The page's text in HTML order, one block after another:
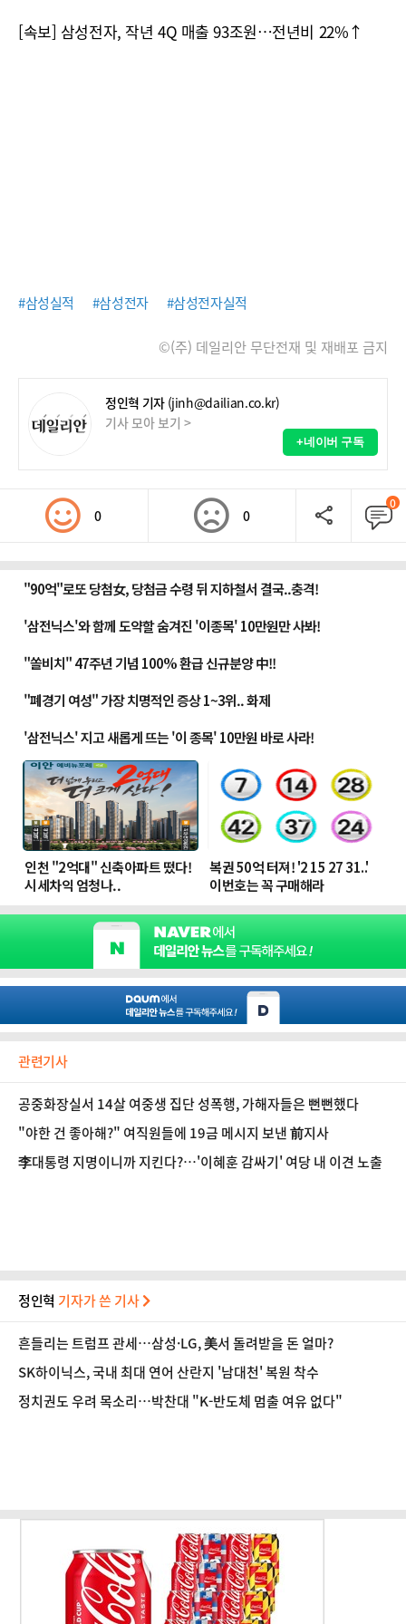
[속보] 삼성전자, 작년 4Q 매출 93조원…전년비 22%↑
#삼성실적 #삼성전자 #삼성전자실적
©(주) 데일리안 무단전재 및 재배포 금지
정인혁 기자 (jinh@dailian.co.kr)
기사 모아 보기 >
+네이버 구독
0 0
0
관련기사
공중화장실서 14살 여중생 집단 성폭행, 가해자들은 뻔뻔했다
"야한 건 좋아해?" 여직원들에 19금 메시지 보낸 前지사
李대통령 지명이니까 지킨다?…'이혜훈 감싸기' 여당 내 이견 노출
정인혁 기자가 쓴 기사
흔들리는 트럼프 관세…삼성·LG, 美서 돌려받을 돈 얼마?
SK하이닉스, 국내 최대 연어 산란지 '남대천' 복원 착수
정치권도 우려 목소리…박찬대 "K-반도체 멈출 여유 없다"